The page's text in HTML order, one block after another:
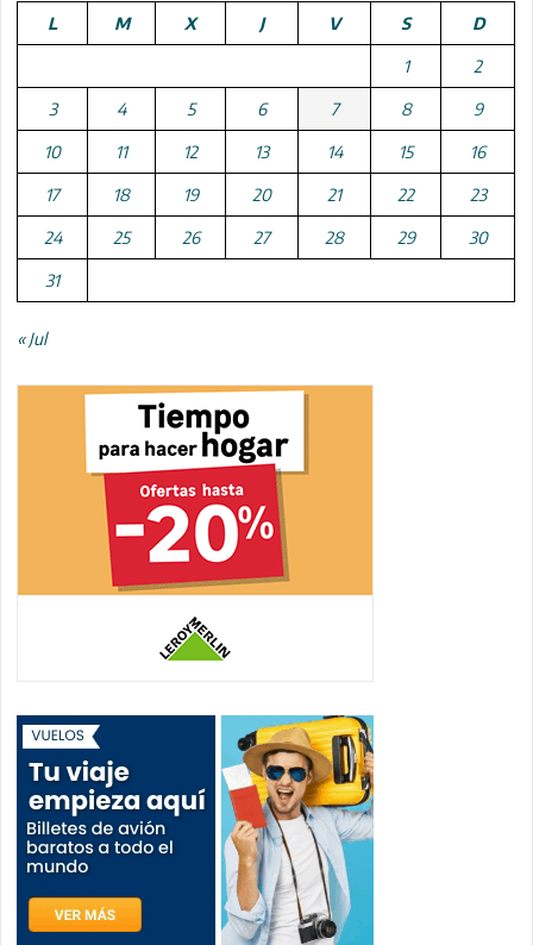
L
M X J V S D
1 2
3 4 5 6 7 8 9
10 11 12 13 14 15 16
17 18 19 20 21 22 23
24 25 26 27 28 29 30
31
« Jul